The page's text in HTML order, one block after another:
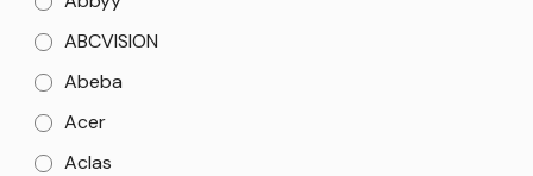
ABCVISION
Abeba
Acer
Aclas